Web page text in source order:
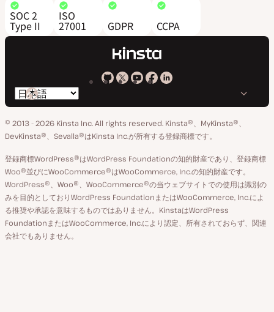
SOC 2
Type II
ISO
27001 GDPR CCPA
Kinsta
GitHub
Kinsta
X
ア
カ
ウ
ン
ト
Kinsta
YouTube
Kinsta
Facebook
Kinsta
LinkedIn
ペ
ー
ジ
言
語
の
り
替
え
© 2013 - 2026 Kinsta Inc. All rights reserved. Kinsta®、MyKinsta®、
DevKinsta®、Sevalla®はKinsta Inc.が所有する登録商標です。
登録商標WordPress®はWordPress Foundationの知的財産であり、登録商標
Woo®並びにWooCommerce®はWooCommerce, Inc.の知的財産です。
WordPress®、Woo®、WooCommerce®の当ウェブサイトでの使用は識別の
みを目的としておりWordPress FoundationまたはWooCommerce, Inc.によ
る推奨や承認を意味するものではありません。KinstaはWordPress
FoundationまたはWooCommerce, Inc.により認定、所有されておらず、関連
会社でもありません。